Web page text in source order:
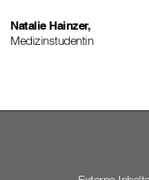
Natalie Hainzer,
Medizinstudentin